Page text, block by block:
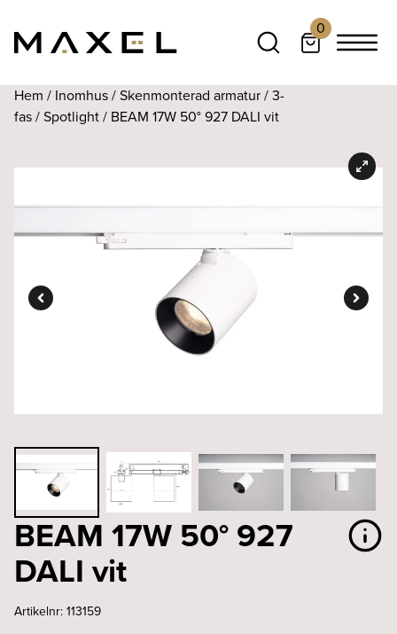
0
Hem / Inomhus/Skenmonterad armatur/3-
fas/Spotlight/ BEAM 17W 50° 927 DALI vit
BEAM 17W 50° 927
DALI vit
Artikelnr:113159